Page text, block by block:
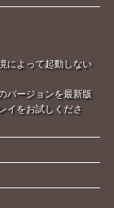
によって起動しない
バージョンを最新版
イをお試しくださ